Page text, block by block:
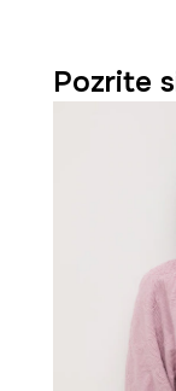
Pozrite